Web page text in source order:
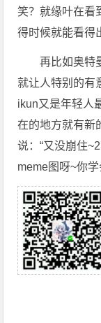
笑？就缘叶在看
得时候就能看得
再比如奥特
就让人特别的有
ikun又是年轻人
在的地方就有新
说：“又没崩住
meme图呀~你学